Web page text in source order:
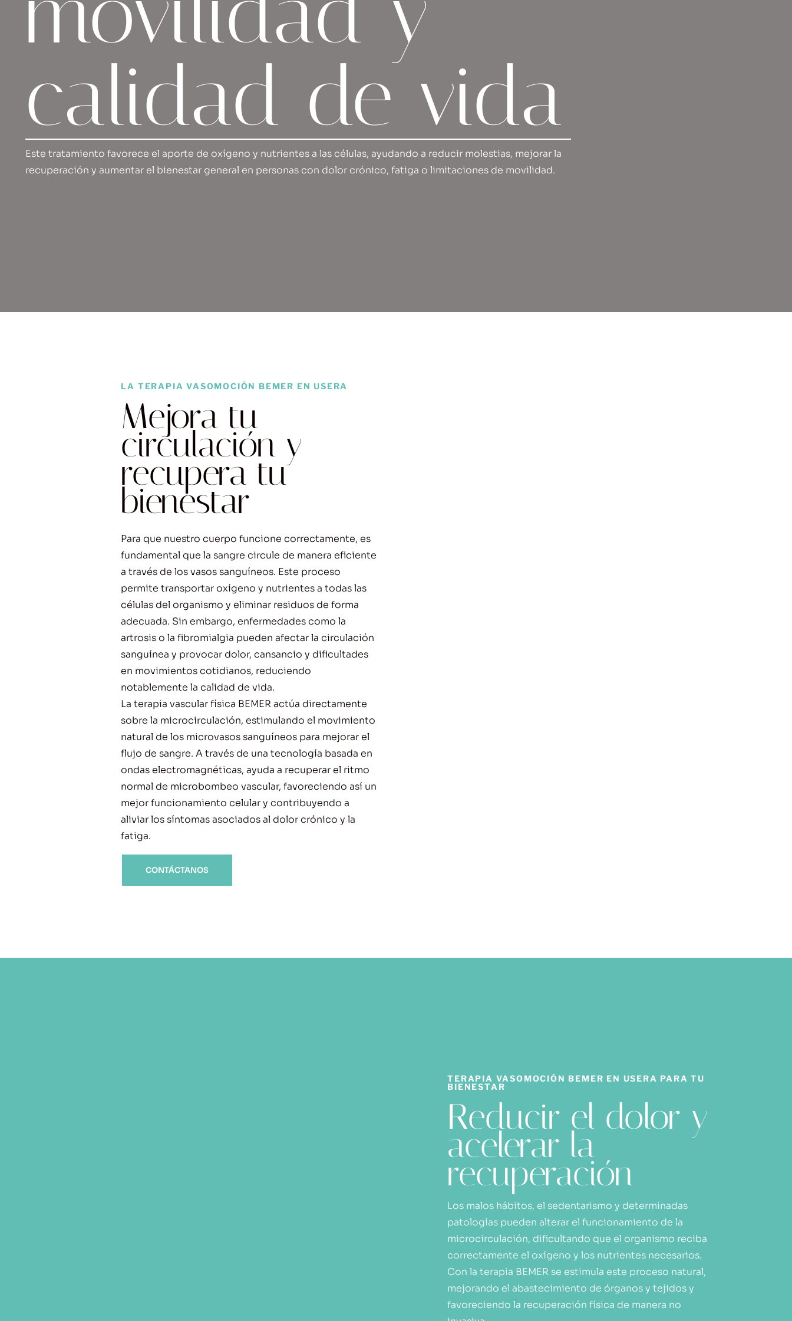
calidad de vida
Este tratamiento favorece el aporte de oxígeno y nutrientes a las células, ayudando a reducir molestias, mejorar la
recuperación y aumentar el bienestar general en personas con dolor crónico, fatiga o limitaciones de movilidad.
LA TERAPIA VASOMOCIÓN BEMER EN USERA
Mejora tu
circulación y
recupera tu
bienestar
Para que nuestro cuerpo funcione correctamente, es
fundamental que la sangre circule de manera eficiente
a través de los vasos sanguíneos. Este proceso
permite transportar oxígeno y nutrientes a todas las
células del organismo y eliminar residuos de forma
adecuada. Sin embargo, enfermedades como la
artrosis o la fibromialgia pueden afectar la circulación
sanguínea y provocar dolor, cansancio y dificultades
en movimientos cotidianos, reduciendo
notablemente la calidad de vida.
La terapia vascular física BEMER actúa directamente
sobre la microcirculación, estimulando el movimiento
natural de los microvasos sanguíneos para mejorar el
flujo de sangre. A través de una tecnología basada en
ondas electromagnéticas, ayuda a recuperar el ritmo
normal de microbombeo vascular, favoreciendo así un
mejor funcionamiento celular y contribuyendo a
aliviar los síntomas asociados al dolor crónico y la
fatiga.
CONTÁCTANOS
TERAPIA VASOMOCIÓN BEMER EN USERA PARA TU
BIENESTAR
Reducir el dolor y
acelerar la
recuperación
Los malos hábitos, el sedentarismo y determinadas
patologías pueden alterar el funcionamiento de la
microcirculación, dificultando que el organismo reciba
correctamente el oxígeno y los nutrientes necesarios.
Con la terapia BEMER se estimula este proceso natural,
mejorando el abastecimiento de órganos y tejidos y
favoreciendo la recuperación física de manera no